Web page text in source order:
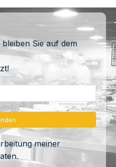
Sie auf dem
meiner